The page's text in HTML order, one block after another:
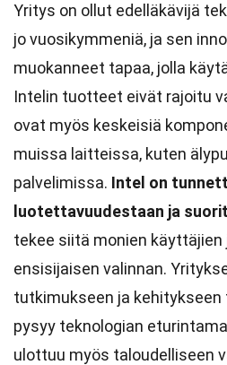
Yritys on ollut edelläkävijä
jo vuosikymmeniä, ja sen
muokanneet tapaa, jolla
Intelin tuotteet eivät rajoitu
ovat myös keskeisiä
muissa laitteissa, kuten
palvelimissa. Intel on
luotettavuudestaan ja
tekee siitä monien
ensisijaisen valinnan.
tutkimukseen ja kehitykseen
pysyy teknologian
ulottuu myös taloudelliseen